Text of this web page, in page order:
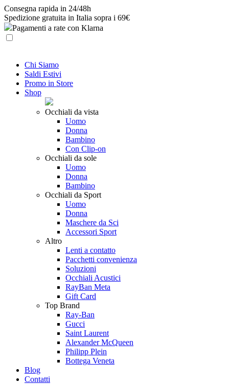
Skip
to
content
Consegna rapida in 24/48h
Spedizione gratuita in Italia sopra i 69€
Pagamenti a rate con Klarna
Chi Siamo
Saldi Estivi
Promo in Store
Shop
Occhiali da vista
Uomo
Donna
Bambino
Con Clip-on
Occhiali da sole
Uomo
Donna
Bambino
Occhiali da Sport
Uomo
Donna
Maschere da Sci
Accessori Sport
Altro
Lenti a contatto
Pacchetti convenienza
Soluzioni
Occhiali Acustici
RayBan Meta
Gift Card
Top Brand
Ray-Ban
Gucci
Saint Laurent
Alexander McQueen
Philipp Plein
Bottega Veneta
Blog
Contatti